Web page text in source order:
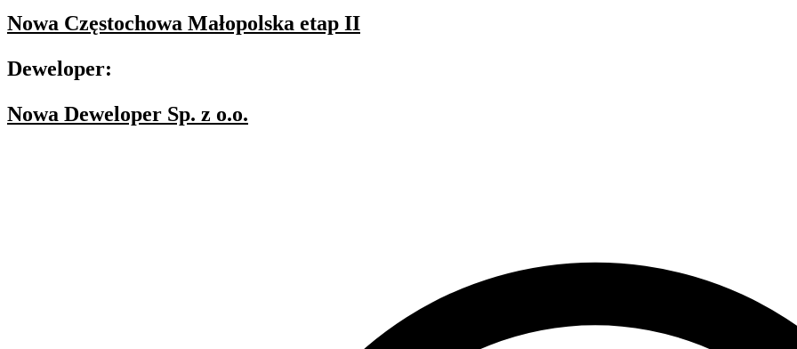
Nowa Częstochowa Małopolska etap II
Deweloper:
Nowa Deweloper Sp. z o.o.